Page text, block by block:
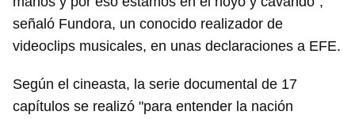
señaló Fundora, un conocido realizador de
videoclips musicales, en unas declaraciones a EFE.
Según el cineasta, la serie documental de 17
capítulos se realizó "para entender la nación